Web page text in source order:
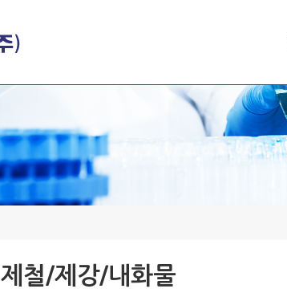
제철/제강/내화물